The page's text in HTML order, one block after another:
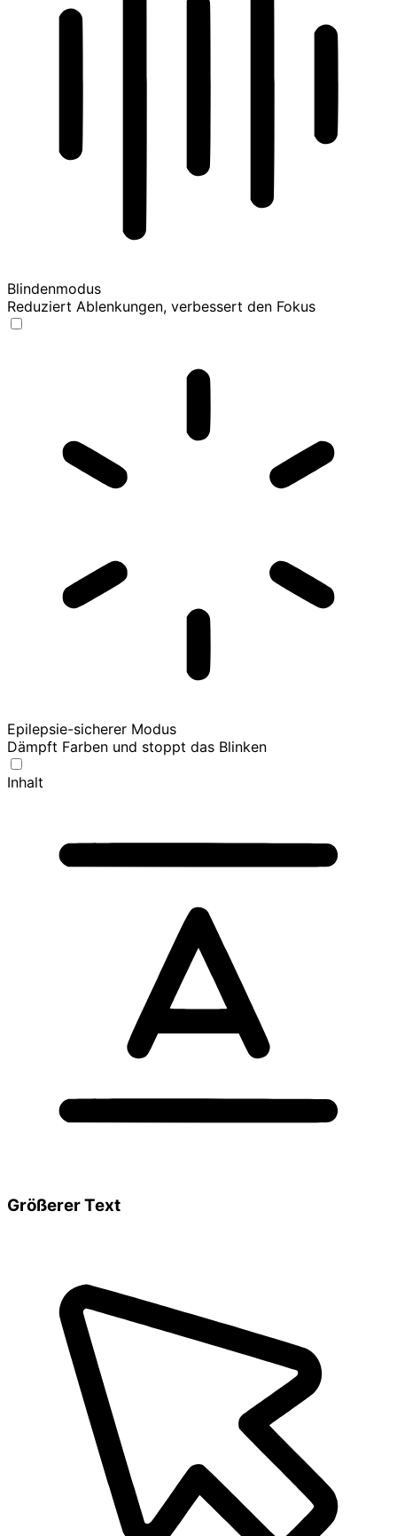
Blindenmodus
Reduziert Ablenkungen, verbessert den Fokus
Epilepsie-sicherer Modus
Dämpft Farben und stoppt das Blinken
Inhalt
Größerer Text